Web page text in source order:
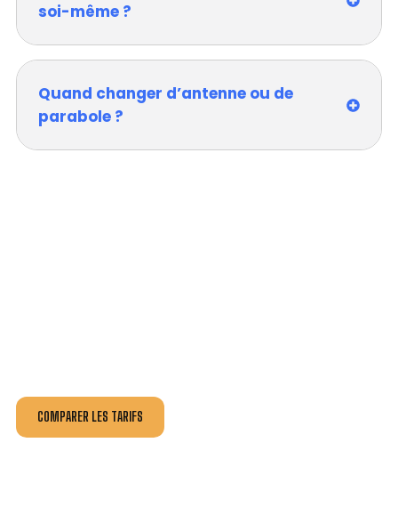
soi-même ?
Quand changer d’antenne ou de
parabole ?
COMPARER LES TARIFS